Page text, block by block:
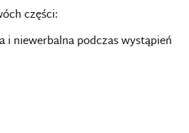
części:
i niewerbalna podczas wystąpień